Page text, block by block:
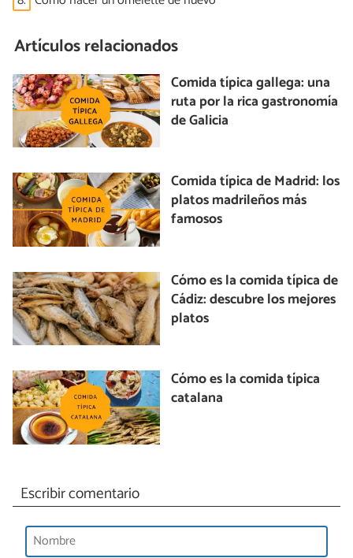
Artículos relacionados
Comida típica gallega: una
ruta por la rica gastronomía
de Galicia
Comida típica de Madrid: los
platos madrileños más
famosos
Cómo es la comida típica de
Cádiz: descubre los mejores
platos
Cómo es la comida típica
catalana
Escribir comentario